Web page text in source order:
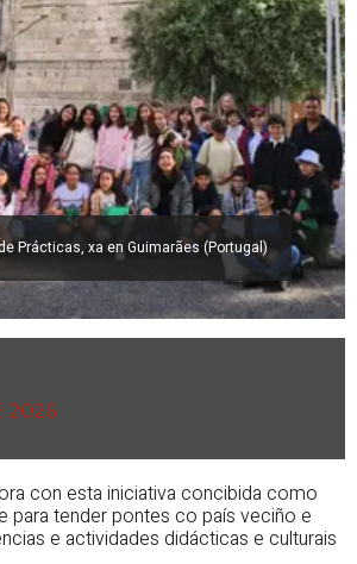
Prácticas, xa en Guimarães (Portugal)
2026
con esta iniciativa concibida como
para tender pontes co país veciño e
e actividades didácticas e culturais